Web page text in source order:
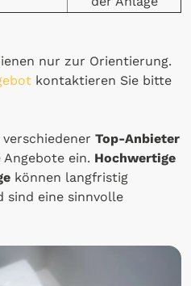
nur zur Orientierung.
kontaktieren Sie bitte
verschiedener Top-Anbieter
ein. Hochwertige
können langfristig
sind eine sinnvolle